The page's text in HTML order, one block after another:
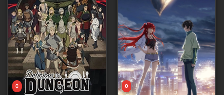
Tập 32
Tập 33
Tập 34
Tập 35
Tập 36
0 0